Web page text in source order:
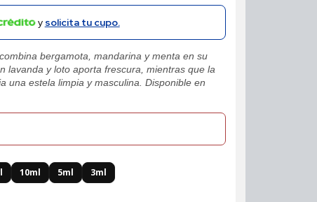
y solicita tu cupo.
combina bergamota, mandarina y menta en su
lavanda y loto aporta frescura, mientras que la
una estela limpia y masculina. Disponible en
10ml 5ml 3ml